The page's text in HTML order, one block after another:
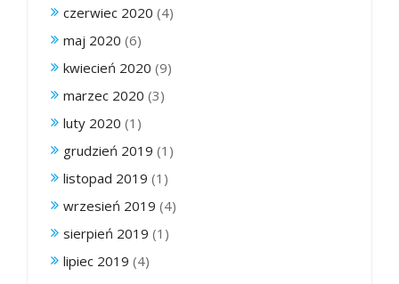
czerwiec 2020 (4)
maj 2020 (6)
kwiecień 2020 (9)
marzec 2020 (3)
luty 2020 (1)
grudzień 2019 (1)
listopad 2019 (1)
wrzesień 2019 (4)
sierpień 2019 (1)
lipiec 2019 (4)